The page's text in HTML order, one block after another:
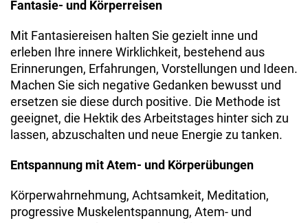
Fantasie- und Körperreisen
Mit Fantasiereisen halten Sie gezielt inne und
erleben Ihre innere Wirklichkeit, bestehend aus
Erinnerungen, Erfahrungen, Vorstellungen und Ideen.
Machen Sie sich negative Gedanken bewusst und
ersetzen sie diese durch positive. Die Methode ist
geeignet, die Hektik des Arbeitstages hinter sich zu
lassen, abzuschalten und neue Energie zu tanken.
Entspannung mit Atem- und Körperübungen
Körperwahrnehmung, Achtsamkeit, Meditation,
progressive Muskelentspannung, Atem- und